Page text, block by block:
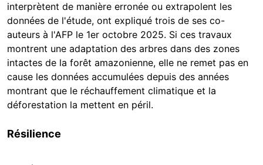
interprètent de manière erronée ou extrapolent les
données de l'étude, ont expliqué trois de ses co-
auteurs à l'AFP le 1er octobre 2025. Si ces travaux
montrent une adaptation des arbres dans des zones
intactes de la forêt amazonienne, elle ne remet pas en
cause les données accumulées depuis des années
montrant que le réchauffement climatique et la
déforestation la mettent en péril.
Résilience